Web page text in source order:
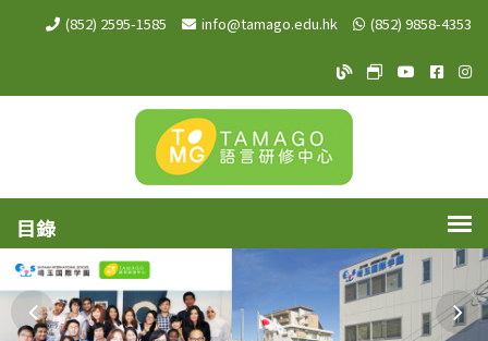
(852) 2595-1585 info@tamago.edu.hk (852) 9858-4353
TAMAGO Blog
TAMAGO MeWe
TAMAGO